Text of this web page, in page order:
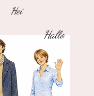
Hei
Hallo